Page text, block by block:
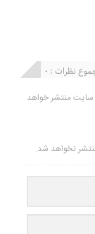
نظرات : 0
سایت منتشر خواهد
منتشر نخواهد شد.